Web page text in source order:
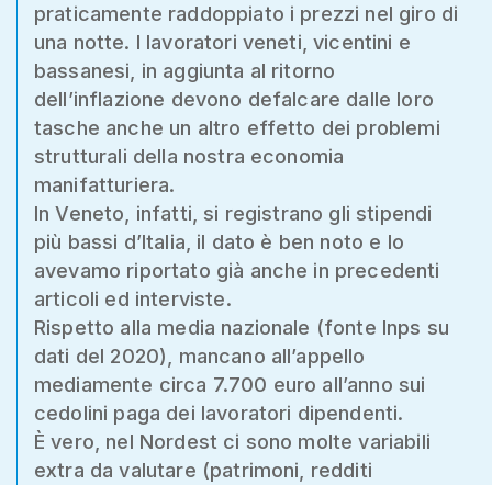
praticamente raddoppiato i prezzi nel giro di
una notte. I lavoratori veneti, vicentini e
bassanesi, in aggiunta al ritorno
dell’inflazione devono defalcare dalle loro
tasche anche un altro effetto dei problemi
strutturali della nostra economia
manifatturiera.
In Veneto, infatti, si registrano gli stipendi
più bassi d’Italia, il dato è ben noto e lo
avevamo riportato già anche in precedenti
articoli ed interviste.
Rispetto alla media nazionale (fonte Inps su
dati del 2020), mancano all’appello
mediamente circa 7.700 euro all’anno sui
cedolini paga dei lavoratori dipendenti.
È vero, nel Nordest ci sono molte variabili
extra da valutare (patrimoni, redditi